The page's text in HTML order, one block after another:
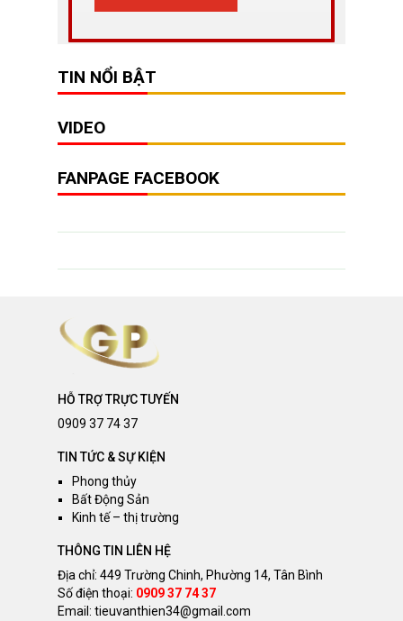
TIN NỔI BẬT
VIDEO
FANPAGE FACEBOOK
HỖ TRỢ TRỰC TUYẾN
0909 37 74 37
TIN TỨC & SỰ KIỆN
Phong thủy
Bất Động Sản
Kinh tế – thị trường
THÔNG TIN LIÊN HỆ
Địa chỉ: 449 Trường Chinh, Phường 14, Tân Bình
Số điện thoại: 0909 37 74 37
Email: tieuvanthien34@gmail.com